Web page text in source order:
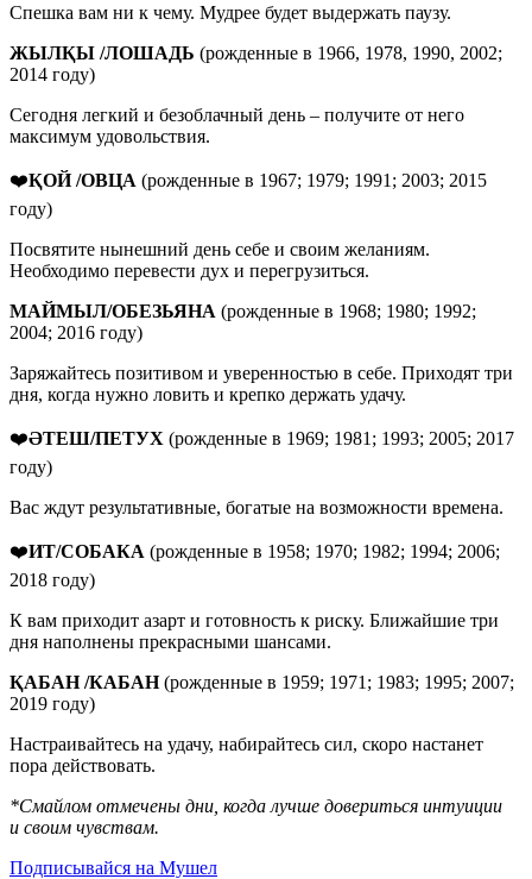
Спешка вам ни к чему. Мудрее будет выдержать паузу.
ЖЫЛҚЫ /ЛОШАДЬ (рожденные в 1966, 1978, 1990, 2002;
2014 году)
Сегодня легкий и безоблачный день – получите от него
максимум удовольствия.
❤️ҚОЙ /ОВЦА (рожденные в 1967; 1979; 1991; 2003; 2015
году)
Посвятите нынешний день себе и своим желаниям.
Необходимо перевести дух и перегрузиться.
МАЙМЫЛ/ОБЕЗЬЯНА (рожденные в 1968; 1980; 1992;
2004; 2016 году)
Заряжайтесь позитивом и уверенностью в себе. Приходят три
дня, когда нужно ловить и крепко держать удачу.
❤️ӘТЕШ/ПЕТУХ (рожденные в 1969; 1981; 1993; 2005; 2017
году)
Вас ждут результативные, богатые на возможности времена.
❤️ИТ/СОБАКА (рожденные в 1958; 1970; 1982; 1994; 2006;
2018 году)
К вам приходит азарт и готовность к риску. Ближайшие три
дня наполнены прекрасными шансами.
ҚАБАН /КАБАН(рожденные в 1959; 1971; 1983; 1995; 2007;
2019 году)
Настраивайтесь на удачу, набирайтесь сил, скоро настанет
пора действовать.
*Смайлом отмечены дни, когда лучше довериться интуиции
и своим чувствам.
Подписывайся на Мушел